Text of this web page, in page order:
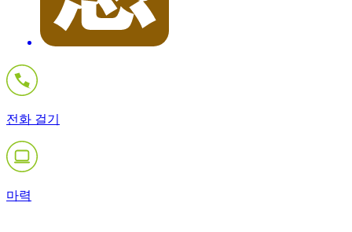
전화 걸기
마력